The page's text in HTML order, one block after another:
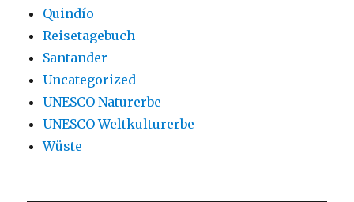
Quindío
Reisetagebuch
Santander
Uncategorized
UNESCO Naturerbe
UNESCO Weltkulturerbe
Wüste